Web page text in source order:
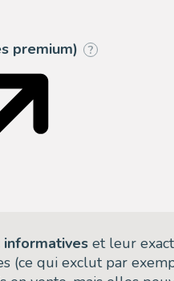
premium) ?
et leur
(ce qui exclut par